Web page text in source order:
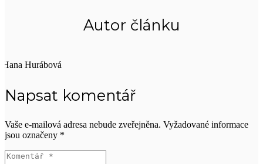
Autor článku
Hana Hurábová
Napsat komentář
Vaše e-mailová adresa nebude zveřejněna. Vyžadované informace
jsou označeny *